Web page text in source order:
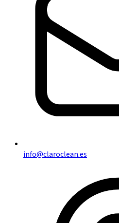
info@claroclean.es